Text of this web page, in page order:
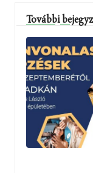
További